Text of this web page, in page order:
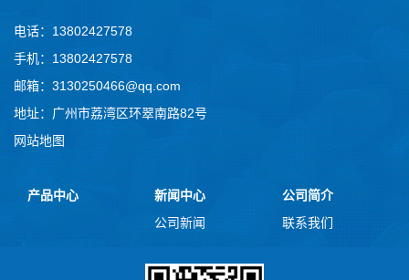
电话：13802427578
手机：13802427578
邮箱：3130250466@qq.com
地址：广州市荔湾区环翠南路82号
网站地图
产品中心
新闻中心
公司新闻
公司简介
联系我们